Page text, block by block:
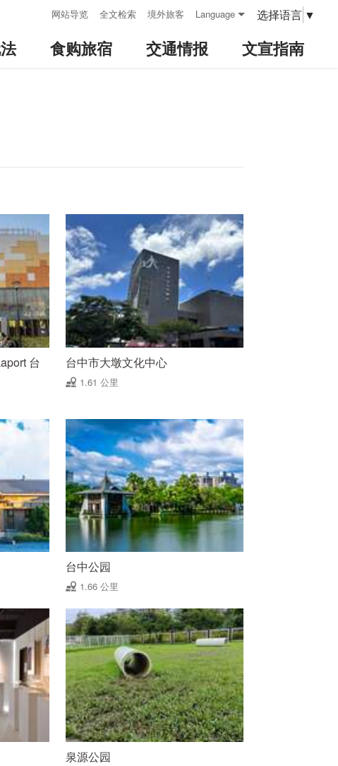
网站导览 全文检索 境外旅客 Language 选择语言 ▼
食购旅宿 交通情报 文宣指南
台
台中市大墩文化中心
1.61 公里
台中公园
1.66 公里
泉源公园